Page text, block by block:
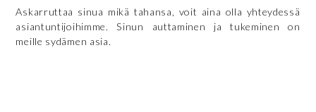
Askarruttaa sinua mikä tahansa, voit aina olla yhteydessä
asiantuntijoihimme. Sinun auttaminen ja tukeminen on
meille sydämen asia.